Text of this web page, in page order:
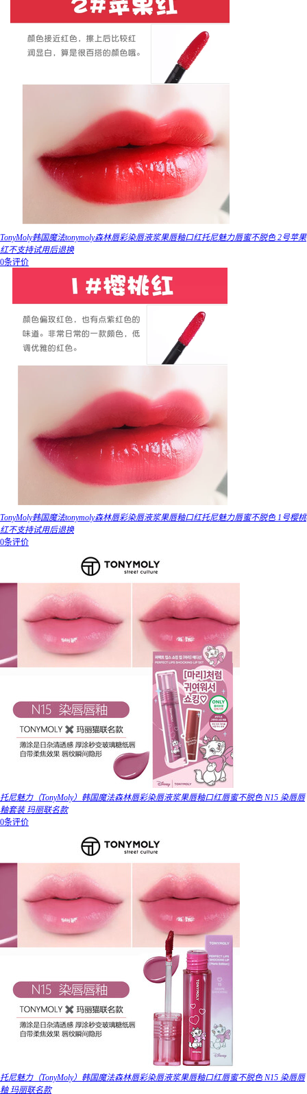
TonyMoly韩国魔法tonymoly森林唇彩染唇液浆果唇釉口红托尼魅力唇蜜不脱色 2号苹果
红不支持试用后退换
0条评价
TonyMoly韩国魔法tonymoly森林唇彩染唇液浆果唇釉口红托尼魅力唇蜜不脱色 1号樱桃
红不支持试用后退换
0条评价
托尼魅力（TonyMoly）韩国魔法森林唇彩染唇液浆果唇釉口红唇蜜不脱色 N15 染唇唇
釉套装 玛丽联名款
0条评价
托尼魅力（TonyMoly）韩国魔法森林唇彩染唇液浆果唇釉口红唇蜜不脱色 N15 染唇唇
釉 玛丽联名款